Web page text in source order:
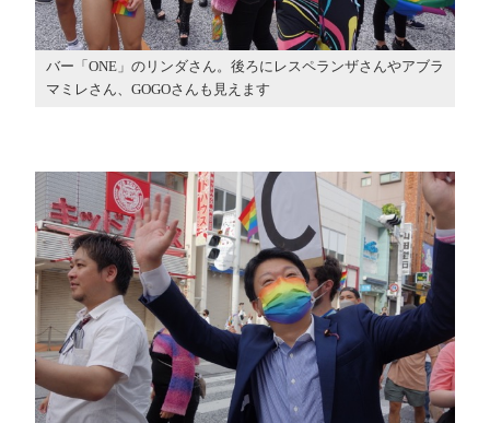
バー「ONE」のリンダさん。後ろにレスペランザさんやアブラ
マミレさん、GOGOさんも見えます